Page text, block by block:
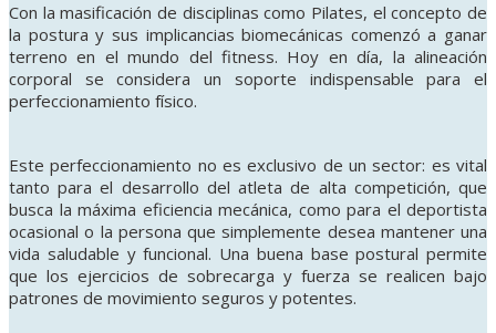
Con la masificación de disciplinas como Pilates, el concepto de
la postura y sus implicancias biomecánicas comenzó a ganar
terreno en el mundo del fitness. Hoy en día, la alineación
corporal se considera un soporte indispensable para el
perfeccionamiento físico.
Este perfeccionamiento no es exclusivo de un sector: es vital
tanto para el desarrollo del atleta de alta competición, que
busca la máxima eficiencia mecánica, como para el deportista
ocasional o la persona que simplemente desea mantener una
vida saludable y funcional. Una buena base postural permite
que los ejercicios de sobrecarga y fuerza se realicen bajo
patrones de movimiento seguros y potentes.